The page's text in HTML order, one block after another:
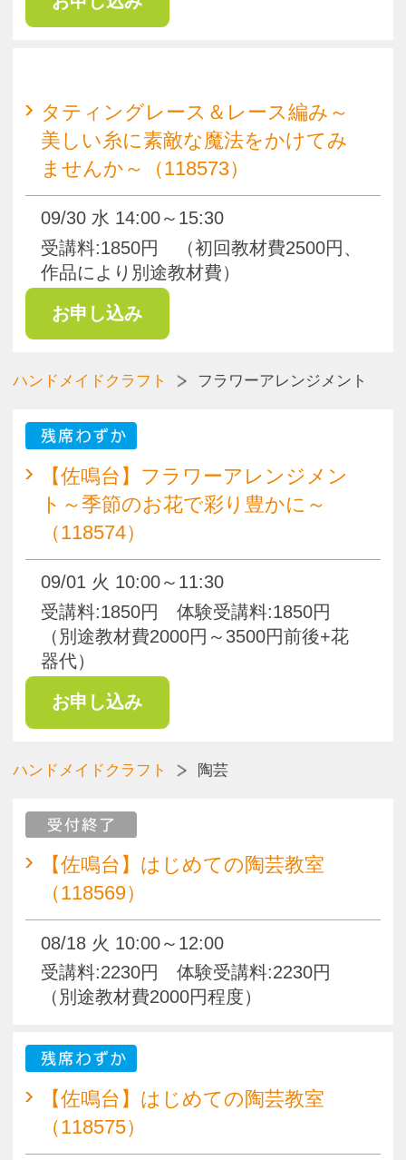
ハンドメイドクラフト フラワーアレンジメント
ト～季節のお花で彩り豊かに～
（118574）
09/01 火 10:00～11:30
器代）
（118569）
08/18 火 10:00～12:00
受講料:2230円 体験受講料:2230円
（別途教材費2000円程度）
残席わずか
【佐鳴台】はじめての陶芸教室
（118575）
09/15 火 10:00～12:00
受講料:2230円 体験受講料:2230円
（別途教材費2000円程度）
ハンドメイドクラフト ジュエリーバック
【佐鳴台】ジュエリーバック
08/15 土 13:00～16:00
作品） 体験受講料:2200円（別途教材
費3000円）
【佐鳴台】ジュエリーバック
09/26 土 13:00～16:00
受講料4000円（別途教材費3000円～/１
作品） 体験受講料:2200円（別途教材
費3000円）